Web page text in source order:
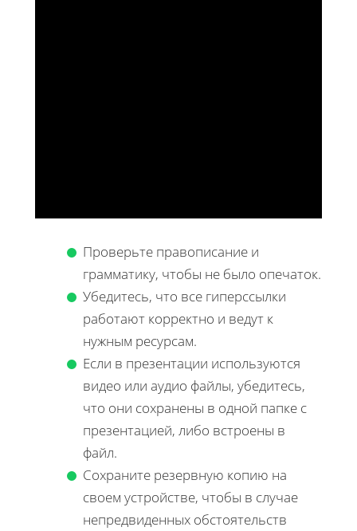
Проверьте правописание и
грамматику, чтобы не было опечаток.
Убедитесь, что все гиперссылки
работают корректно и ведут к
нужным ресурсам.
Если в презентации используются
видео или аудио файлы, убедитесь,
что они сохранены в одной папке с
презентацией, либо встроены в
файл.
Сохраните резервную копию на
своем устройстве, чтобы в случае
непредвиденных обстоятельств